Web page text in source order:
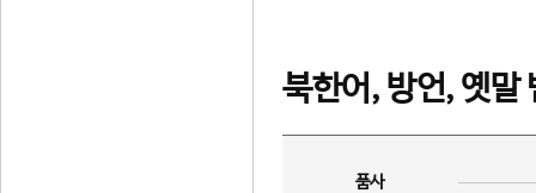
북한어, 방언, 옛말
품사